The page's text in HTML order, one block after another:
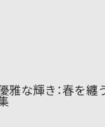
雅な輝き：春を纏